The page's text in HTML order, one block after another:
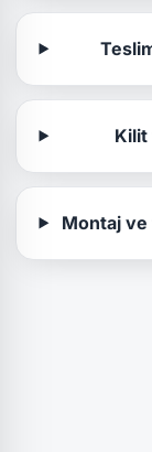
Kilit
Montaj